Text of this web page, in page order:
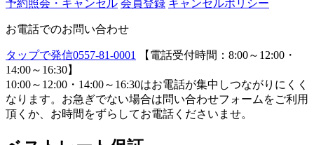
予約照会・キャンセル 会員登録 キャンセルポリシー
お電話でのお問い合わせ
タップで発信0557-81-0001
【電話受付時間：8:00～12:00・
14:00～16:30】
10:00～12:00・14:00～16:30はお電話が集中しつながりにくく
なります。お急ぎでない場合は問い合わせフォームをご利用
頂くか、お時間をずらしてお電話くださいませ。